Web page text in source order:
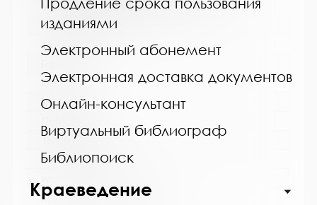
изданиями
Электронный абонемент
Электронная доставка документов
Онлайн-консультант
Виртуальный библиограф
Библиопоиск
Краеведение
МБУК "Кольская детская библиотека"
Почтовый индекс:
184381
Кола
Улица, дом:
Телефон:
8 (81553) 3-35-48
https://bibliokinder.kulturu.ru